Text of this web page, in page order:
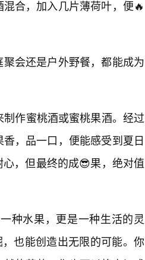
合，加入几片薄荷叶，便🔥
会还是户外野餐，都能成为
作蜜桃酒或蜜桃果酒。经过
，品一口，便能感受到夏日
，但最终的成😎果，绝对值
种水果，更是一种生活的灵
也能创造出无限的可能。你